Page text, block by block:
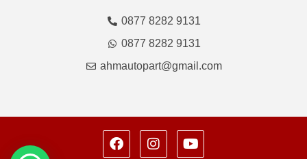
0877 8282 9131
0877 8282 9131
ahmautopart@gmail.com